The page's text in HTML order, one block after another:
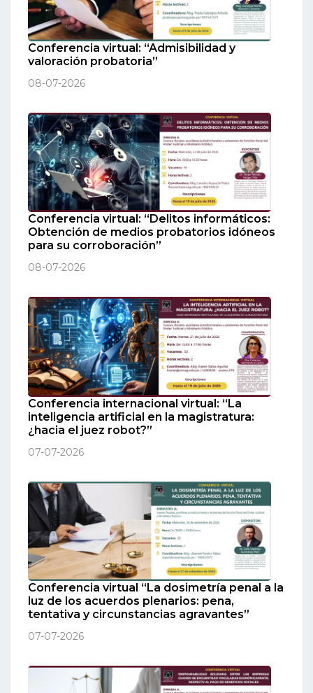
Conferencia virtual: “Admisibilidad y
valoración probatoria”
08-07-2026
Conferencia virtual: “Delitos informáticos:
Obtención de medios probatorios idóneos
para su corroboración”
08-07-2026
Conferencia internacional virtual: “La
inteligencia artificial en la magistratura:
¿hacia el juez robot?”
07-07-2026
Conferencia virtual “La dosimetría penal a la
luz de los acuerdos plenarios: pena,
tentativa y circunstancias agravantes”
07-07-2026